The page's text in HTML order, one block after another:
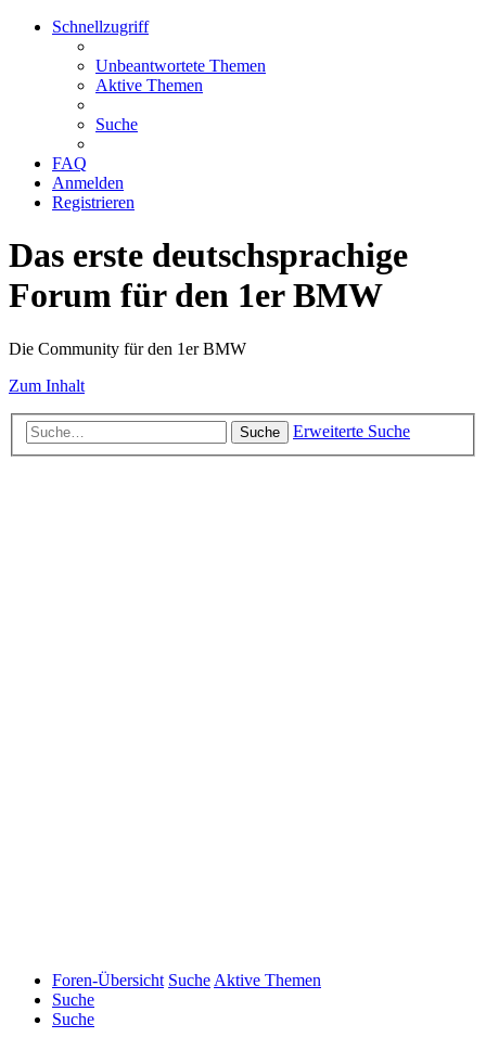
Schnellzugriff
Unbeantwortete Themen
Aktive Themen
Suche
FAQ
Anmelden
Registrieren
Das erste deutschsprachige
Forum für den 1er BMW
Die Community für den 1er BMW
Zum Inhalt
Suche Erweiterte Suche
Foren-Übersicht SucheAktive Themen
Suche
Suche